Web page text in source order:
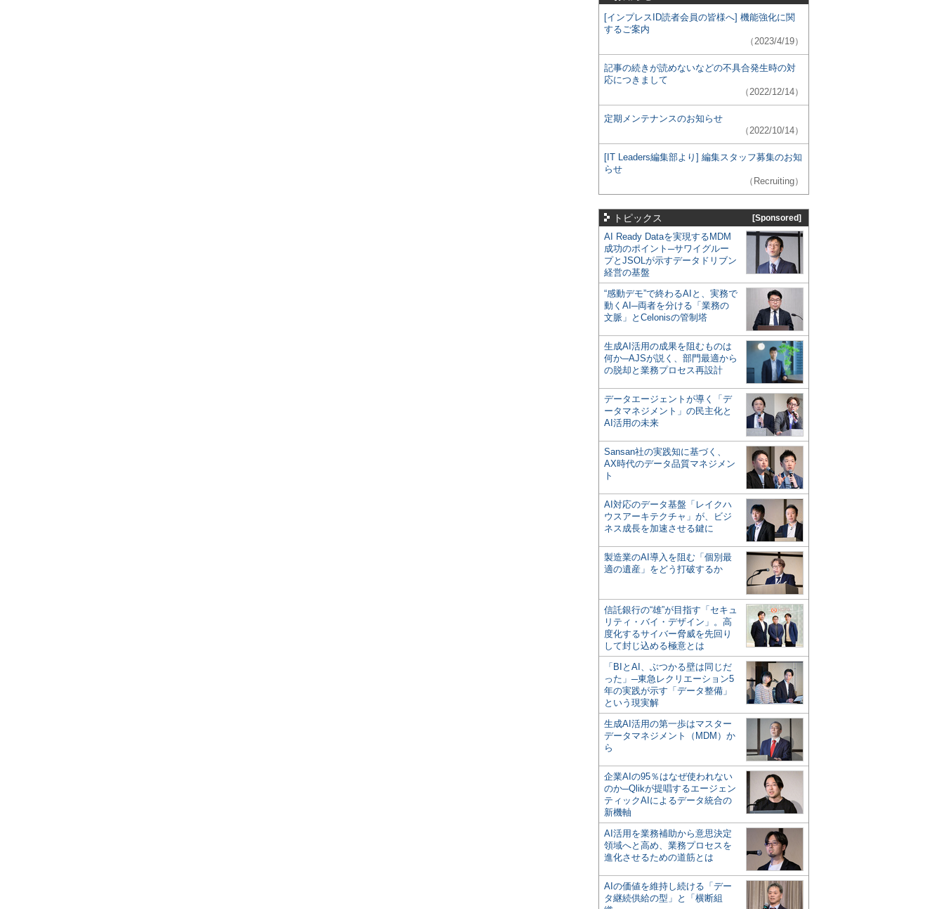
[インプレスID読者会員の皆様へ] 機能強化に関
するご案内
（2023/4/19）
記事の続きが読めないなどの不具合発生時の対
応につきまして
（2022/12/14）
定期メンテナンスのお知らせ
（2022/10/14）
[IT Leaders編集部より] 編集スタッフ募集のお知
らせ
（Recruiting）
トピックス [Sponsored]
AI Ready Dataを実現するMDM
成功のポイント─サワイグルー
プとJSOLが示すデータドリブン
経営の基盤
“感動デモ”で終わるAIと、実務で
動くAI─両者を分ける「業務の
文脈」とCelonisの管制塔
生成AI活用の成果を阻むものは
何か─AJSが説く、部門最適から
の脱却と業務プロセス再設計
データエージェントが導く「デ
ータマネジメント」の民主化と
AI活用の未来
Sansan社の実践知に基づく、
AX時代のデータ品質マネジメン
ト
AI対応のデータ基盤「レイクハ
ウスアーキテクチャ」が、ビジ
ネス成長を加速させる鍵に
製造業のAI導入を阻む「個別最
適の遺産」をどう打破するか
信託銀行の“雄”が目指す「セキュ
リティ・バイ・デザイン」。高
度化するサイバー脅威を先回り
して封じ込める極意とは
「BIとAI、ぶつかる壁は同じだ
った」─東急レクリエーション5
年の実践が示す「データ整備」
という現実解
生成AI活用の第一歩はマスター
データマネジメント（MDM）か
ら
企業AIの95％はなぜ使われない
のか─Qlikが提唱するエージェン
ティックAIによるデータ統合の
新機軸
AI活用を業務補助から意思決定
領域へと高め、業務プロセスを
進化させるための道筋とは
AIの価値を維持し続ける「デー
タ継続供給の型」と「横断組